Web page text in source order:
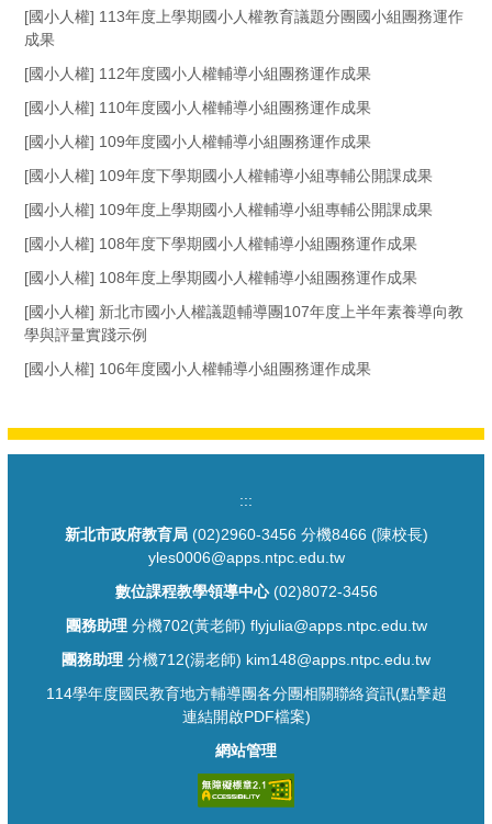
[國小人權] 113年度上學期國小人權教育議題分團國小組團務運作
成果
[國小人權] 112年度國小人權輔導小組團務運作成果
[國小人權] 110年度國小人權輔導小組團務運作成果
[國小人權] 109年度國小人權輔導小組團務運作成果
[國小人權] 109年度下學期國小人權輔導小組專輔公開課成果
[國小人權] 109年度上學期國小人權輔導小組專輔公開課成果
[國小人權] 108年度下學期國小人權輔導小組團務運作成果
[國小人權] 108年度上學期國小人權輔導小組團務運作成果
[國小人權] 新北市國小人權議題輔導團107年度上半年素養導向教
學與評量實踐示例
[國小人權] 106年度國小人權輔導小組團務運作成果
:::
新北市政府教育局(02)2960-3456 分機8466 (陳校長)
yles0006@apps.ntpc.edu.tw
數位課程教學領導中心(02)8072-3456
團務助理分機702(黃老師) flyjulia@apps.ntpc.edu.tw
團務助理 分機712(湯老師) kim148@apps.ntpc.edu.tw
114學年度國民教育地方輔導團各分團相關聯絡資訊(點擊超
連結開啟PDF檔案)
網站管理